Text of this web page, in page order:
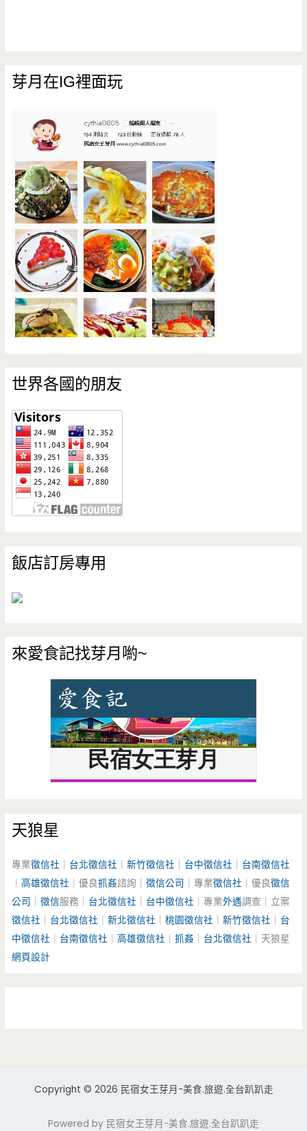
芽月在IG裡面玩
世界各國的朋友
飯店訂房專用
來愛食記找芽月喲~
天狼星
專業徵信社 台北徵信社 ｜新竹徵信社 台中徵信社
台南徵信社
｜高雄徵信社 ｜優良抓姦諮詢｜徵信公司 ｜專業徵信社 ｜優良徵信
公司 ｜徵信服務｜ 台北徵信社 台中徵信社 ｜專業外遇調查｜立案
徵信社
台北徵信社 ｜新北徵信社 ｜桃園徵信社 ｜新竹徵信社
台
中徵信社
台南徵信社 ｜高雄徵信社 ｜抓姦 台北徵信社 ｜天狼星
網頁設計
Copyright © 2026 民宿女王芽月-美食.旅遊.全台趴趴走
Powered by 民宿女王芽月-美食.旅遊.全台趴趴走